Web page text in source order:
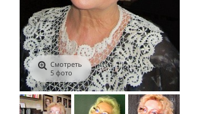
Смотреть
5 фото